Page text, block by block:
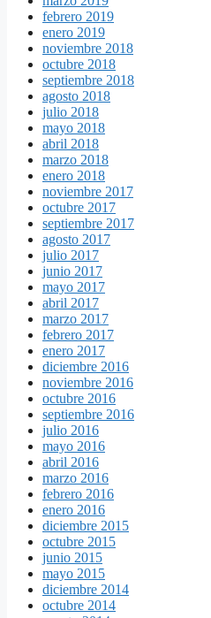
febrero 2019
enero 2019
noviembre 2018
octubre 2018
septiembre 2018
agosto 2018
julio 2018
mayo 2018
abril 2018
marzo 2018
enero 2018
noviembre 2017
octubre 2017
septiembre 2017
agosto 2017
julio 2017
junio 2017
mayo 2017
abril 2017
marzo 2017
febrero 2017
enero 2017
diciembre 2016
noviembre 2016
octubre 2016
septiembre 2016
julio 2016
mayo 2016
abril 2016
marzo 2016
febrero 2016
enero 2016
diciembre 2015
octubre 2015
junio 2015
mayo 2015
diciembre 2014
octubre 2014